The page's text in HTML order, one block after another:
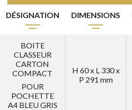
DÉSIGNATION DIMENSIONS
BOITE
CLASSEUR
CARTON
COMPACT
POUR
POCHETTE
A4 BLEU GRIS
H 60 x L 330 x
P 291 mm